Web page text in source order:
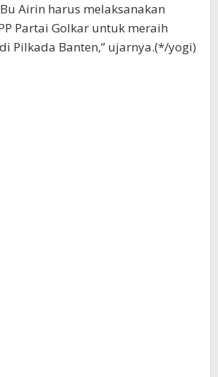
Airin harus melaksanakan
Partai Golkar untuk meraih
Pilkada Banten,” ujarnya.(*/yogi)